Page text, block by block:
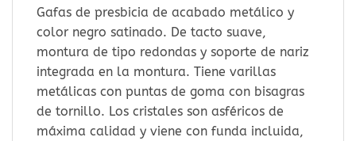
Gafas de presbicia de acabado metálico y
color negro satinado. De tacto suave,
montura de tipo redondas y soporte de nariz
integrada en la montura. Tiene varillas
metálicas con puntas de goma con bisagras
de tornillo. Los cristales son asféricos de
máxima calidad y viene con funda incluida,